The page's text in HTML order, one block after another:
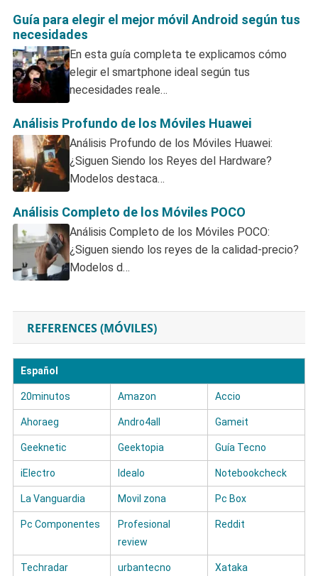
Guía para elegir el mejor móvil Android según tus
necesidades
En esta guía completa te explicamos cómo
elegir el smartphone ideal según tus
necesidades reale…
Análisis Profundo de los Móviles Huawei
Análisis Profundo de los Móviles Huawei:
¿Siguen Siendo los Reyes del Hardware?
Modelos destaca…
Análisis Completo de los Móviles POCO
Análisis Completo de los Móviles POCO:
¿Siguen siendo los reyes de la calidad-precio?
Modelos d…
REFERENCES (MÓVILES)
Español
20minutos Amazon Accio
Ahoraeg Andro4all Gameit
Geeknetic Geektopia Guía Tecno
iElectro Idealo Notebookcheck
La Vanguardia Movil zona Pc Box
Pc Componentes
Profesional
review
Reddit
Techradar urbantecno Xataka